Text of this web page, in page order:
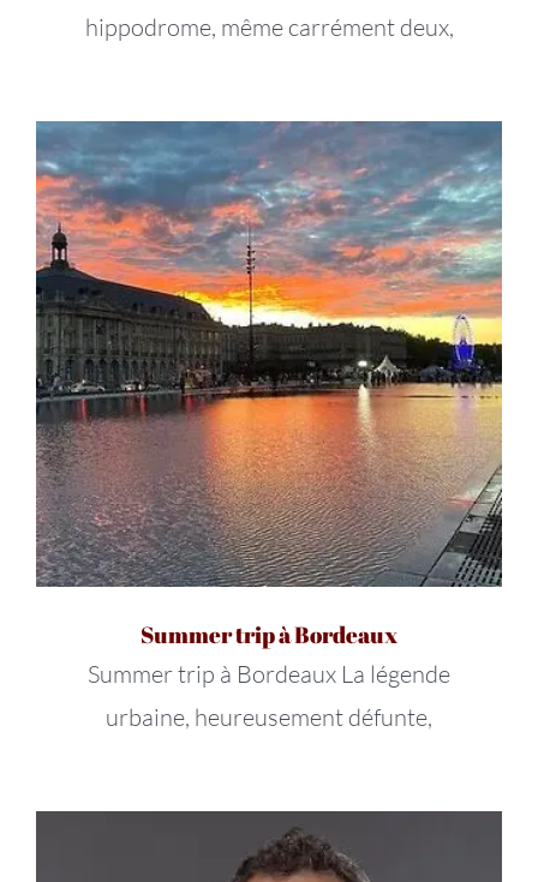
hippodrome, même carrément deux,
Summer trip à Bordeaux
Summer trip à Bordeaux La légende
urbaine, heureusement défunte,